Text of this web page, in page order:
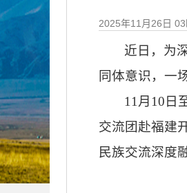
2025年11月26日
近日，为
同体意识，一
11月10日
交流团赴福建
民族交流深度